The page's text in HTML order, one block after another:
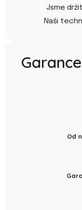
Jsme
Naši
Od